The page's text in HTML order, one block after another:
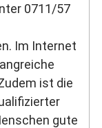
0711/57
Im Internet
ist die
gute